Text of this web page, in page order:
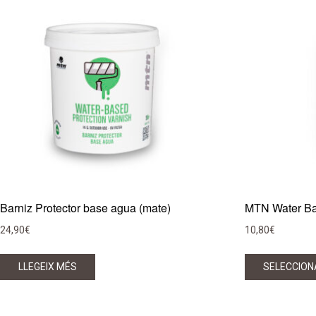
Barniz Protector base agua (mate)
24,90€
LLEGEIX MÉS
MTN Water
10,80€